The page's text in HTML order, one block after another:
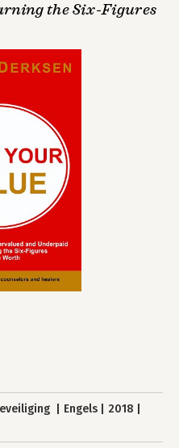
the Six-Figures
Engels
2018